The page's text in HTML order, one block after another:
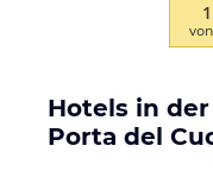
1
von
Hotels in
Porta del